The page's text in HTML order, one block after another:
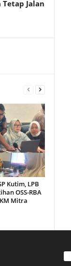
Jalan
Kutim, LPB
OSS-RBA
Mitra